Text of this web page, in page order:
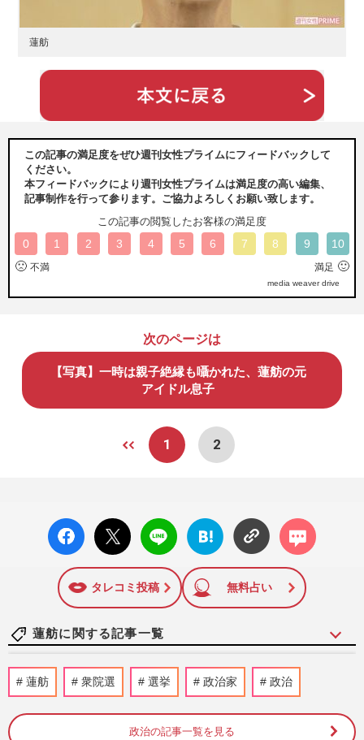
蓮舫
この記事の満足度をぜひ週刊女性プライムにフィードバックして
ください。
本フィードバックにより週刊女性プライムは満足度の高い編集、
記事制作を行って参ります。ご協力よろしくお願い致します。
この記事の閲覧したお客様の満足度
0 1 2 3 4 5 6 7 8 9 10
🙁 不満 満足 🙂
media weaver drive
次のページは
【写真】一時は親子絶縁も囁かれた、蓮舫の元
アイドル息子
1 2
facebo
ok い
X ポス
ト
LINE
はてな
ブック
に追加
コメン
ト
タレコミ投稿 無料占い
蓮舫に関する記事一覧
蓮舫議員「あまりにも愕然…」高市早苗首
相の熊本地震“合掌姿”を痛烈批判するも
週刊女性PRIME 2026/8/5
蓮舫 衆院選 選挙 政治家 政治
政治の記事一覧を見る